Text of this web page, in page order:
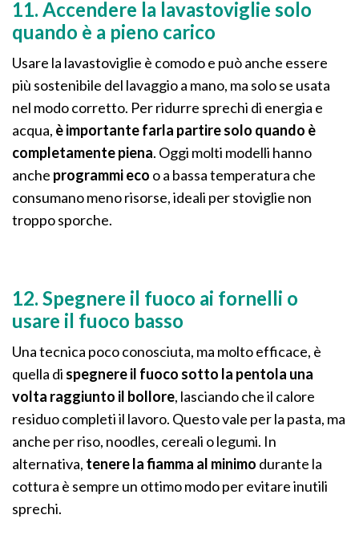
11. Accendere la lavastoviglie solo
quando è a pieno carico
Usare la lavastoviglie è comodo e può anche essere
più sostenibile del lavaggio a mano, ma solo se usata
nel modo corretto. Per ridurre sprechi di energia e
acqua, è importante farla partire solo quando è
completamente piena. Oggi molti modelli hanno
anche programmi eco o a bassa temperatura che
consumano meno risorse, ideali per stoviglie non
troppo sporche.
12. Spegnere il fuoco ai fornelli o
usare il fuoco basso
Una tecnica poco conosciuta, ma molto efficace, è
quella di spegnere il fuoco sotto la pentola una
volta raggiunto il bollore, lasciando che il calore
residuo completi il lavoro. Questo vale per la pasta, ma
anche per riso, noodles, cereali o legumi. In
alternativa, tenere la fiamma al minimo durante la
cottura è sempre un ottimo modo per evitare inutili
sprechi.